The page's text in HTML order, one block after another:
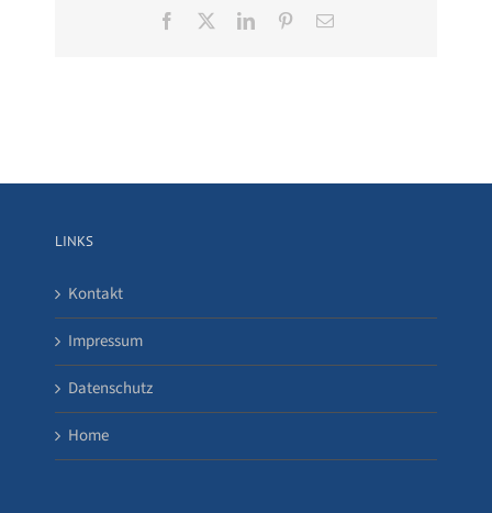
Facebook LinkedInPinterest
E-
LINKS
Kontakt
Impressum
Datenschutz
Home